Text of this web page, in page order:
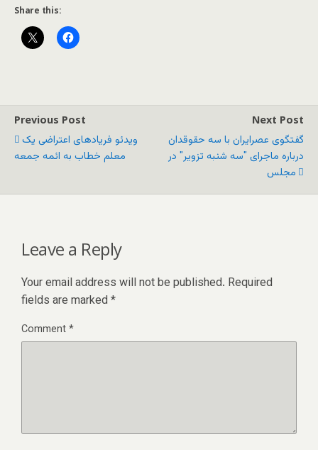
Share this:
Previous Post
ویدئو فریاد‌های اعتراضی یک
معلم خطاب به ائمه جمعه
Next Post
گفتگوی عصرایران با سه حقوقدان
درباره ماجرای "سه شنبه تزویر" در
مجلس
Leave a Reply
Your email address will not be published. Required
fields are marked *
Comment*